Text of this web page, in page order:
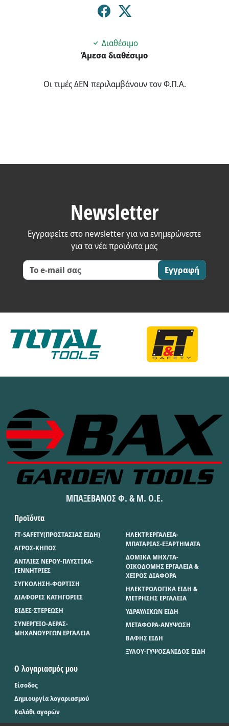
Διαθέσιμο
Άμεσα διαθέσιμο
Οι τιμές ΔΕΝ περιλαμβάνουν τον Φ.Π.Α.
Newsletter
Εγγραφείτε στο newsletter για να ενημερώνεστε
για τα νέα προϊόντα μας
Εγγραφή
ΜΠΑΞΕΒΑΝΟΣ Φ. & Μ. Ο.Ε.
Προϊόντα
FT-SAFETY(ΠΡΟΣΤΑΣΙΑΣ ΕΙΔΗ)
ΑΓΡΟΣ-ΚΗΠΟΣ
ΑΝΤΛΙΕΣ ΝΕΡΟΥ-ΠΛΥΣΤΙΚΑ-
ΓΕΝΝΗΤΡΙΕΣ
ΣΥΓΚΟΛΗΣΗ-ΦΟΡΤΙΣΗ
ΔΙΑΦΟΡΕΣ ΚΑΤΗΓΟΡΙΕΣ
ΒΙΔΕΣ-ΣΤΕΡΕΩΣΗ
ΣΥΝΕΡΓΕΙΟ-ΑΕΡΑΣ-
ΜΗΧΑΝΟΥΡΓΩΝ ΕΡΓΑΛΕΙΑ
ΗΛΕΚΤΡ.ΕΡΓΑΛΕΙΑ-
ΜΠΑΤΑΡΙΑΣ-ΕΞΑΡΤΗΜΑΤΑ
ΔΟΜΙΚΑ ΜΗΧ/ΤΑ-
ΟΙΚΟΔΟΜΗΣ ΕΡΓΑΛΕΙΑ &
ΧΕΙΡΟΣ ΔΙΑΦΟΡΑ
ΗΛΕΚΤΡΟΛΟΓΙΚΑ ΕΙΔΗ &
ΜΕΤΡΗΣΗΣ ΕΡΓΑΛΕΙΑ
ΥΔΡΑΥΛΙΚΩΝ ΕΙΔΗ
ΜΕΤΑΦΟΡΑ-ΑΝΥΨΩΣΗ
ΒΑΦΗΣ ΕΙΔΗ
ΞΥΛΟΥ-ΓΥΨΟΣΑΝΙΔΟΣ ΕΙΔΗ
Ο λογαριασμός μου
Είσοδος
Δημιουργία λογαριασμού
Καλάθι αγορών